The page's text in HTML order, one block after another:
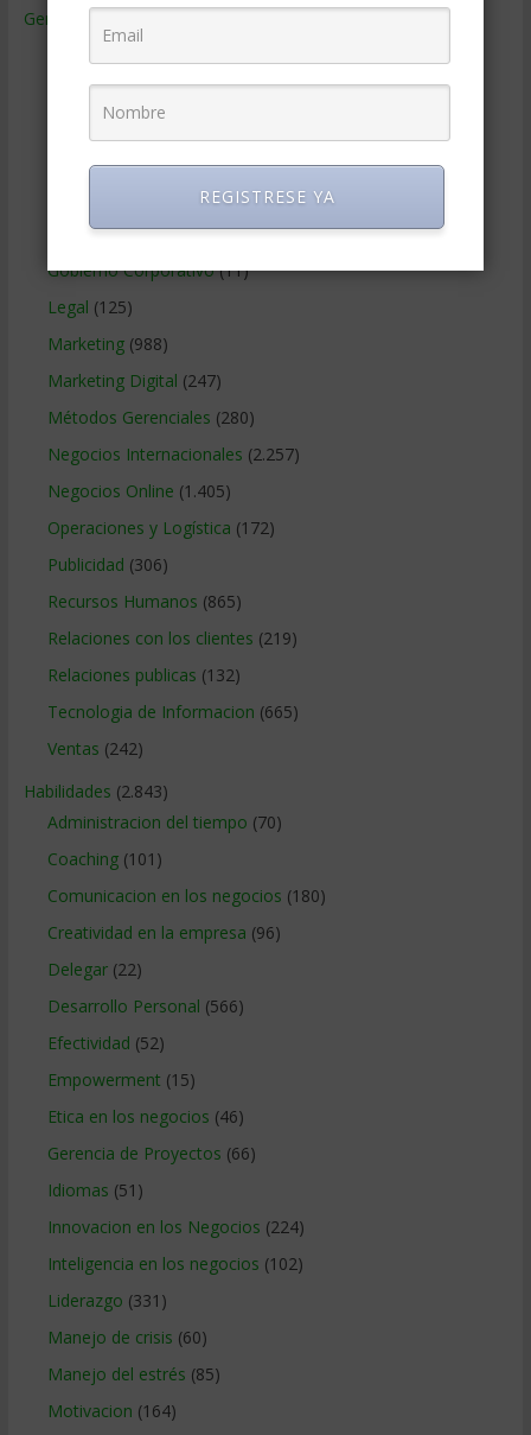
Gerencia
Ciencias Económicas
Contabilidad(466)
Educacion Gerencial
Estrategia Empresarial(304)
Finanzas Corporativas(748)
Gerencia social y ambiental(223)
Gobierno Corporativo(11)
Legal (125)
Marketing(988)
Marketing Digital (247)
Métodos Gerenciales (280)
Negocios Internacionales (2.257)
Negocios Online (1.405)
Operaciones y Logística (172)
Publicidad (306)
Recursos Humanos (865)
Relaciones con los clientes (219)
Relaciones publicas (132)
Tecnologia de Informacion (665)
Ventas (242)
Habilidades (2.843)
Administracion del tiempo (70)
Coaching(101)
Comunicacion en los negocios (180)
Creatividad en la empresa (96)
Delegar(22)
Desarrollo Personal (566)
Efectividad (52)
Empowerment (15)
Etica en los negocios (46)
Gerencia de Proyectos (66)
Idiomas (51)
Innovacion en los Negocios (224)
Inteligencia en los negocios (102)
Liderazgo (331)
Manejo de crisis (60)
Manejo del estrés (85)
Motivacion (164)
REGISTRESE YA